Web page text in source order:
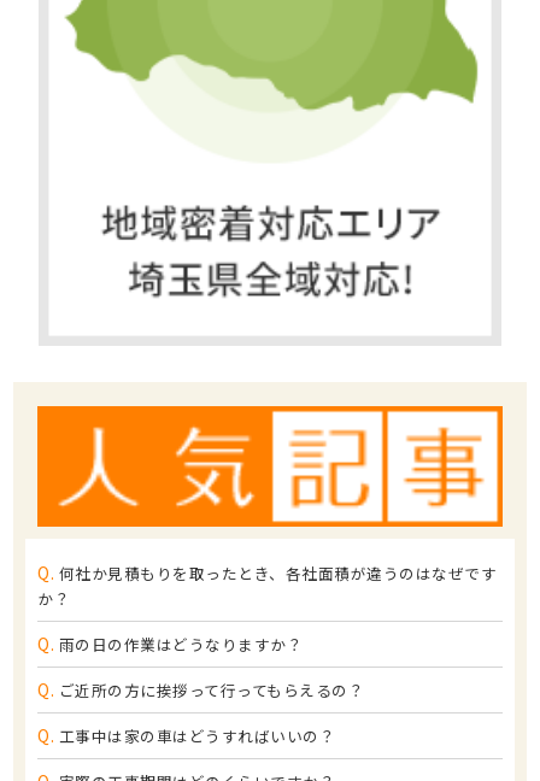
Q. 何社か見積もりを取ったとき、各社面積が違うのはなぜです
か？
Q. 雨の日の作業はどうなりますか？
Q. ご近所の方に挨拶って行ってもらえるの？
Q. 工事中は家の車はどうすればいいの？